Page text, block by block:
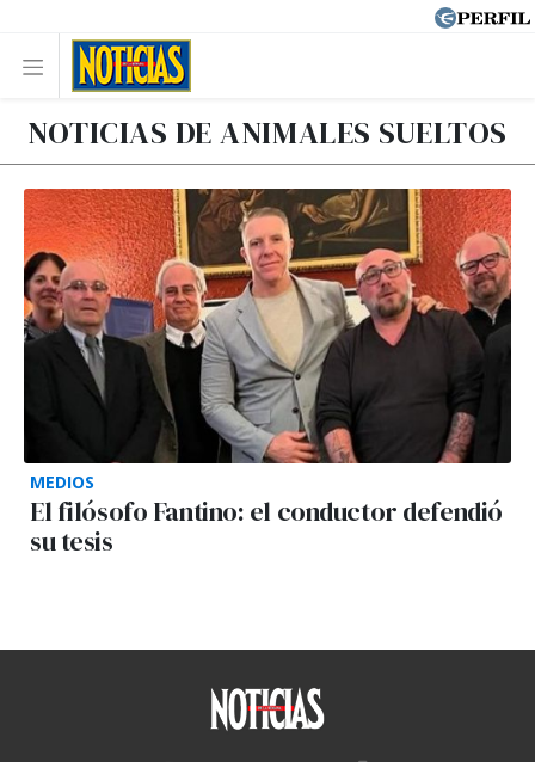
NOTICIAS DE ANIMALES SUELTOS
MEDIOS
El filósofo Fantino: el conductor defendió
su tesis